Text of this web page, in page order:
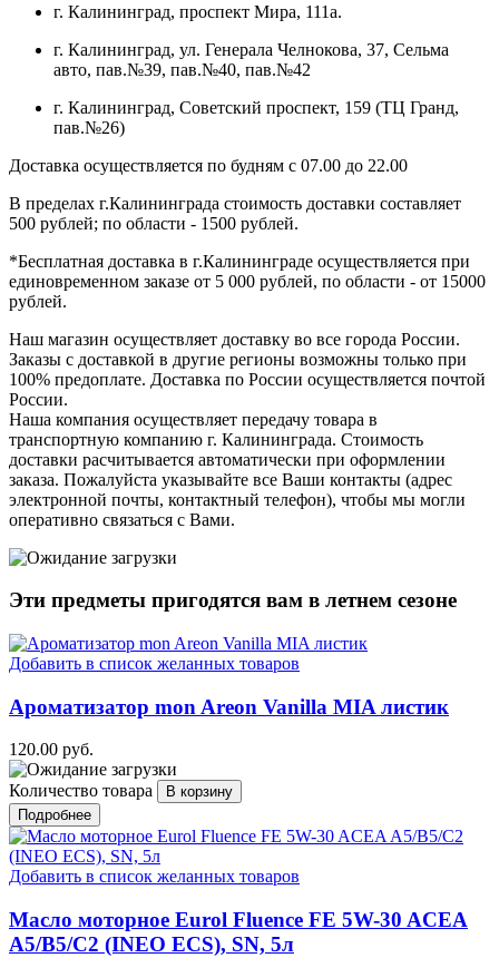
г. Калининград, проспект Мира, 111а.
г. Калининград, ул. Генерала Челнокова, 37, Сельма
авто, пав.№39, пав.№40, пав.№42
г. Калининград, Советский проспект, 159 (ТЦ Гранд,
пав.№26)
Доставка осуществляется по будням с 07.00 до 22.00
В пределах г.Калининграда стоимость доставки составляет
500 рублей; по области - 1500 рублей.
*Бесплатная доставка в г.Калининграде осуществляется при
единовременном заказе от 5 000 рублей, по области - от 15000
рублей.
Наш магазин осуществляет доставку во все города России.
Заказы с доставкой в другие регионы возможны только при
100% предоплате. Доставка по России осуществляется почтой
России.
Наша компания осуществляет передачу товара в
транспортную компанию г. Калининграда. Стоимость
доставки расчитывается автоматически при оформлении
заказа. Пожалуйста указывайте все Ваши контакты (адрес
электронной почты, контактный телефон), чтобы мы могли
оперативно связаться с Вами.
Эти предметы пригодятся вам в летнем сезоне
Добавить в список желанных товаров
Ароматизатор mon Areon Vanilla MIA листик
120.00 руб.
Количество товара
Подробнее
Добавить в список желанных товаров
Масло моторное Eurol Fluence FE 5W-30 ACEA
A5/B5/C2 (INEO ECS), SN, 5л